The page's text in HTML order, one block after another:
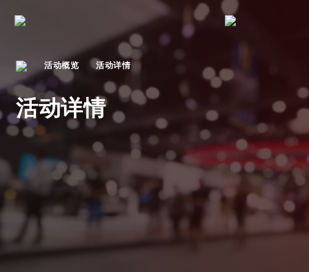
活动概览 活动详情
活动详情